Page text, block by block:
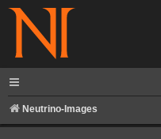
Neutrino-Images